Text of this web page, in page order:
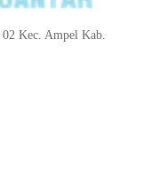
Kec. Ampel Kab.